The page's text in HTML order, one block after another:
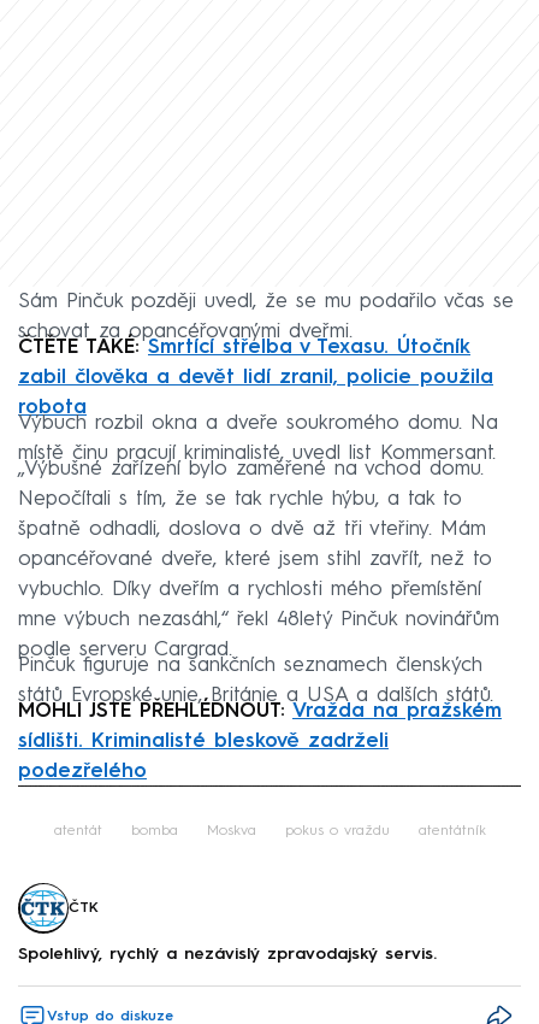
Sám Pinčuk později uvedl, že se mu podařilo včas se
schovat za opancéřovanými dveřmi.
ČTĚTE TAKÉ:Smrtící střelba v Texasu. Útočník
zabil člověka a devět lidí zranil, policie použila
robota
Výbuch rozbil okna a dveře soukromého domu. Na
místě činu pracují kriminalisté, uvedl list Kommersant.
„Výbušné zařízení bylo zaměřené na vchod domu.
Nepočítali s tím, že se tak rychle hýbu, a tak to
špatně odhadli, doslova o dvě až tři vteřiny. Mám
opancéřované dveře, které jsem stihl zavřít, než to
vybuchlo. Díky dveřím a rychlosti mého přemístění
mne výbuch nezasáhl,“ řekl 48letý Pinčuk novinářům
podle serveru Cargrad.
Pinčuk figuruje na sankčních seznamech členských
států Evropské unie, Británie a USA a dalších států.
MOHLI JSTE PŘEHLÉDNOUT: Vražda na pražském
sídlišti. Kriminalisté bleskově zadrželi
podezřelého
atentát bomba Moskva pokus o vraždu atentátník
ČTK
Spolehlivý, rychlý a nezávislý zpravodajský servis.
Vstup do diskuze